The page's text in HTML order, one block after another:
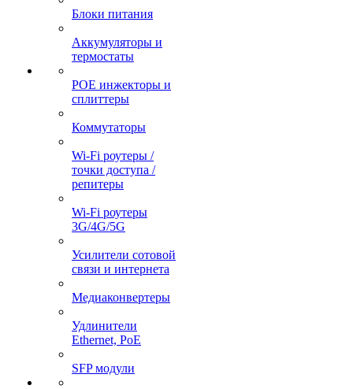
Блоки питания
Аккумуляторы и
термостаты
POE инжекторы и
сплиттеры
Коммутаторы
Wi-Fi роутеры /
точки доступа /
репитеры
Wi-Fi роутеры
3G/4G/5G
Усилители сотовой
связи и интернета
Медиаконвертеры
Удлинители
Ethernet, PoE
SFP модули